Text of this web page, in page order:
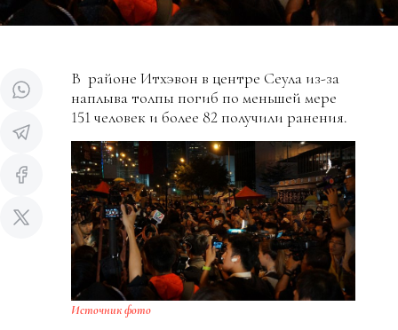
В районе Итхэвон в центре Сеула из-за
наплыва толпы погиб по меньшей мере
151 человек и более 82 получили ранения.
Источник фото